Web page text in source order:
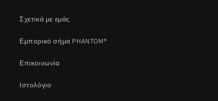
Σχετικά με εμάς
Εμπορικό σήμα PHANTOM®
Επικοινωνία
Ιστολόγιο